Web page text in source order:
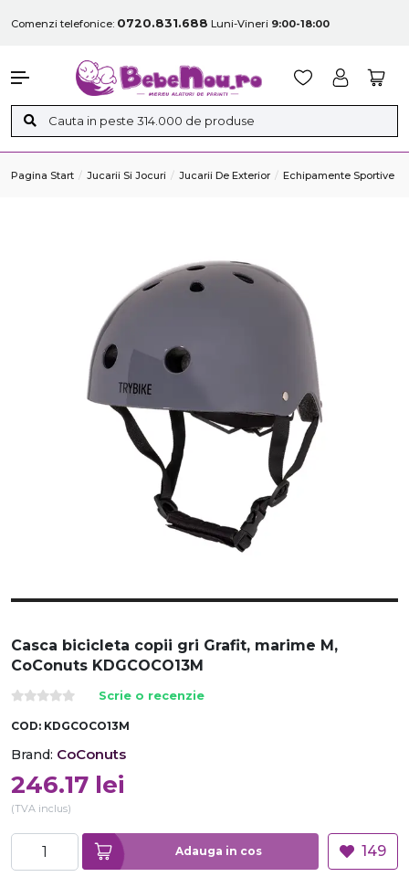
Comenzi telefonice: 0720.831.688 Luni-Vineri 9:00-18:00
Pagina Start Jucarii Si Jocuri Jucarii De Exterior Echipamente Sportive
Casca bicicleta copii gri Grafit, marime M,
CoConuts KDGCOCO13M
Scrie o recenzie
COD: KDGCOCO13M
Brand: CoConuts
246.17 lei
(TVA inclus)
Adauga in cos 149